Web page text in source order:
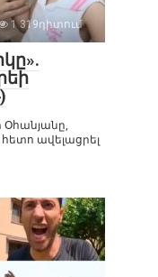
1 319դիտում
Օհանյանը,
ավելացրել